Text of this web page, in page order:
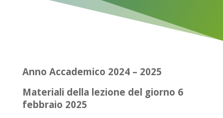
Anno Accademico 2024 – 2025
Materiali della lezione del giorno 6
febbraio 2025